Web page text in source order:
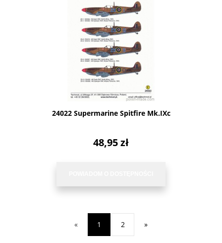
24022 Supermarine Spitfire Mk.IXc
48,95 zł
« 1 2 »